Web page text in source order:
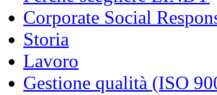
Corporate Social
Storia
Lavoro
Gestione qualità (ISO